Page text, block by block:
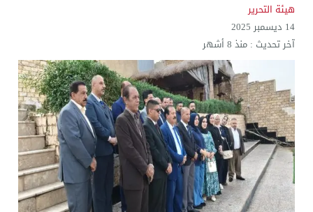
بينهم ضابطان.. توقيف أربعة منتسبين بشرطة النجف
هيئة التحرير
14 ديسمبر 2025
آخر تحديث :منذ 8 أشهر